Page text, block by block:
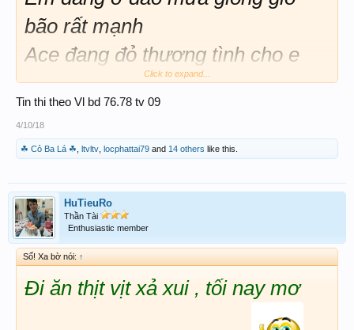
bão rất mạnh
Ace đang đỏ thương tình cho e
nhỏ theo vào bờ
Cam ơn ace co lòng giup đỡ tận
tình nhiều lăm
Click to expand...
Tin thi theo Vl bd 76.78 tv 09
4/10/18
☘ Cỏ Ba Lá ☘ ltvltv locphattai79 and 14 others like this.
HuTieuRo
Thần Tài
Enthusiastic member
Số! Xa bờ nói: ↑
Đi ăn thịt vịt xả xui , tối nay mơ